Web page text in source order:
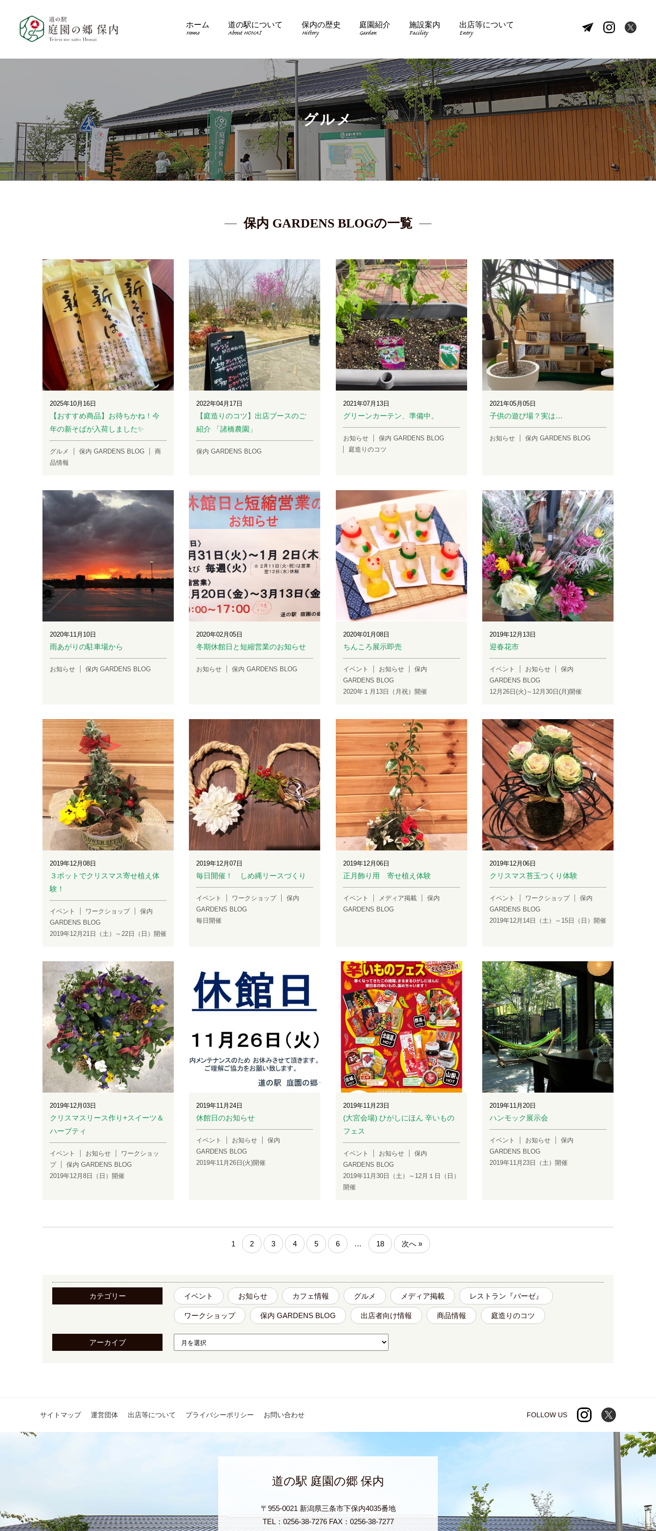
ホーム
Home
道の駅について
About HONAI
保内の歴史
History
庭園紹介
Garden
施設案内
Facility
出店等について
Entry
グルメ
保内 GARDENS BLOGの一覧
2025年10月16日
【おすすめ商品】お待ちかね！今
年の新そばが入荷しました✨
グルメ 保内 GARDENS BLOG
商
品情報
2022年04月17日
【庭造りのコツ】出店ブースのご
紹介 「諸橋農園」
保内 GARDENS BLOG
2021年07月13日
グリーンカーテン、準備中。
お知らせ
保内 GARDENS BLOG
庭造りのコツ
2021年05月05日
子供の遊び場？実は…
お知らせ 保内 GARDENS BLOG
2020年11月10日
雨あがりの駐車場から
お知らせ 保内 GARDENS BLOG
2020年02月05日
冬期休館日と短縮営業のお知らせ
お知らせ 保内 GARDENS BLOG
2020年01月08日
ちんころ展示即売
イベント お知らせ
保内
GARDENS BLOG
2020年１月13日（月祝）開催
2019年12月13日
迎春花市
イベント お知らせ
保内
GARDENS BLOG
12月26日(火)～12月30日(月)開催
2019年12月08日
３ポットでクリスマス寄せ植え体
験！
イベント ワークショップ
保内
GARDENS BLOG
2019年12月21日（土）～22日（日）開催
2019年12月07日
毎日開催！ しめ縄リースづくり
イベント ワークショップ
保内
GARDENS BLOG
毎日開催
2019年12月06日
正月飾り用 寄せ植え体験
イベント メディア掲載
保内
GARDENS BLOG
2019年12月06日
クリスマス苔玉つくり体験
イベント ワークショップ
保内
GARDENS BLOG
2019年12月14日（土）～15日（日）開催
2019年12月03日
クリスマスリース作り+スイーツ＆
ハーブティ
イベント お知らせ
ワークショッ
プ
保内 GARDENS BLOG
2019年12月8日（日）開催
2019年11月24日
休館日のお知らせ
イベント お知らせ
保内
GARDENS BLOG
2019年11月26日(火)開催
2019年11月23日
(大宮会場) ひがしにほん 辛いもの
フェス
イベント お知らせ
保内
GARDENS BLOG
2019年11月30日（土）～12月１日（日）
開催
2019年11月20日
ハンモック展示会
イベント お知らせ
保内
GARDENS BLOG
2019年11月23日（土）開催
1 2 3 4 5 6 … 18 次へ »
カテゴリー イベント お知らせ カフェ情報 グルメ メディア掲載 レストラン『バーゼ』
ワークショップ 保内 GARDENS BLOG 出店者向け情報 商品情報 庭造りのコツ
アーカイブ
サイトマップ 運営団体 出店等について プライバシーポリシー お問い合わせ FOLLOW US
道の駅 庭園の郷 保内
〒955-0021 新潟県三条市下保内4035番地
TEL：0256-38-7276 FAX：0256-38-7277